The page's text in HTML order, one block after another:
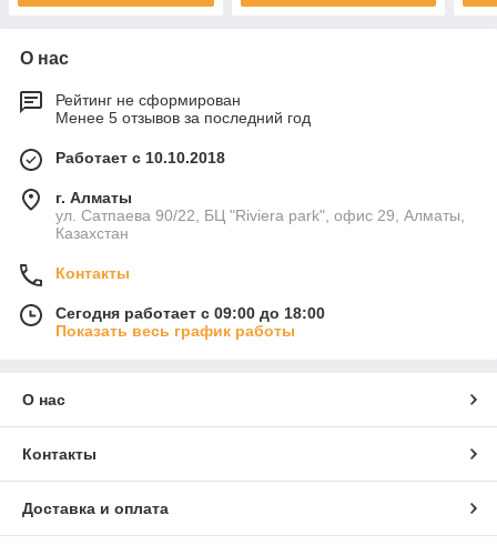
О нас
Рейтинг не сформирован
Менее 5 отзывов за последний год
Работает с 10.10.2018
г. Алматы
ул. Сатпаева 90/22, БЦ "Riviera park", офис 29, Алматы,
Казахстан
Контакты
Сегодня работает с 09:00 до 18:00
Показать весь график работы
О нас
Контакты
Доставка и оплата